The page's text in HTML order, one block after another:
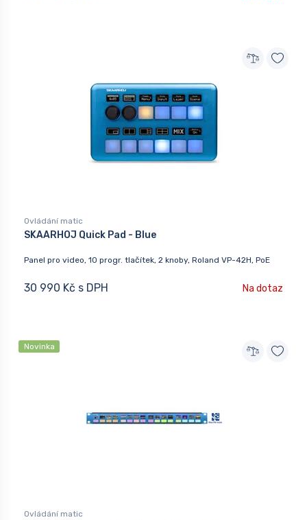
Ovládání matic
SKAARHOJ Quick Pad - Blue
Panel pro video, 10 progr. tlačítek, 2 knoby, Roland VP-42H, PoE
30 990 Kč s DPH Na dotaz
Novinka
Ovládání matic